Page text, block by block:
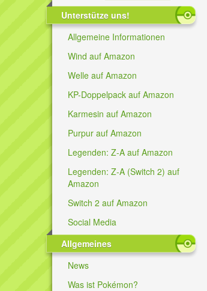
Unterstütze uns!
Allgemeine Informationen
Wind auf Amazon
Welle auf Amazon
KP-Doppelpack auf Amazon
Karmesin auf Amazon
Purpur auf Amazon
Legenden: Z-A auf Amazon
Legenden: Z-A (Switch 2) auf
Amazon
Switch 2 auf Amazon
Social Media
Allgemeines
News
Was ist Pokémon?